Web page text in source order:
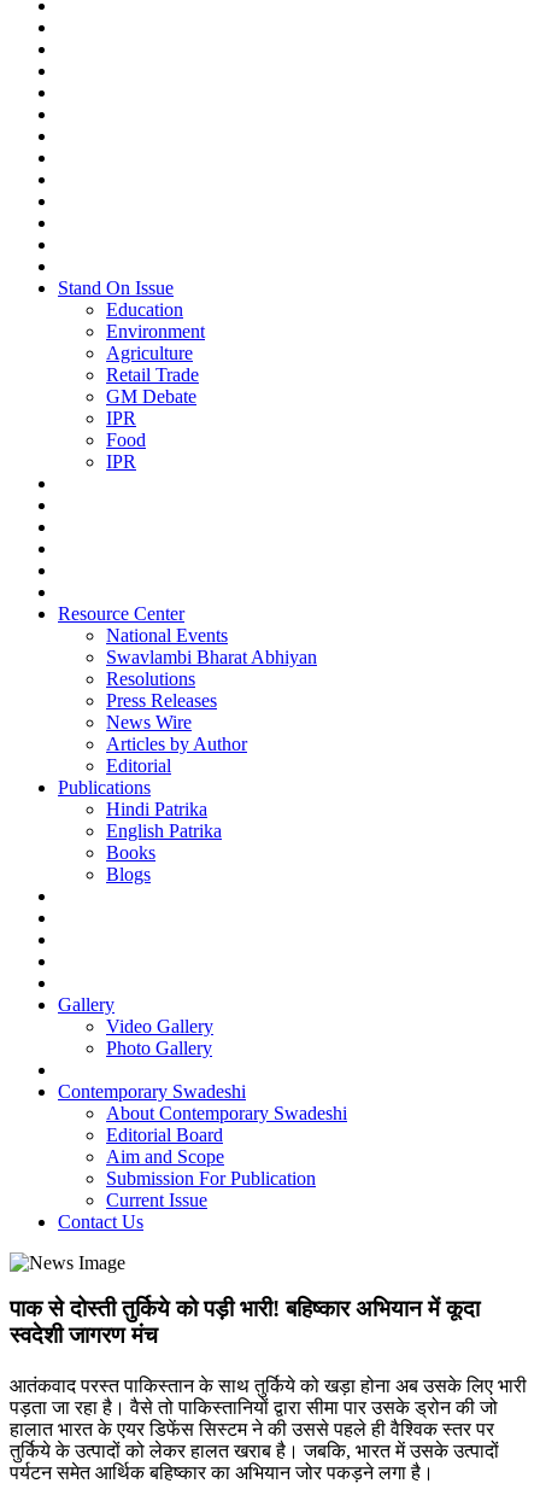
Stand On Issue
Education
Environment
Agriculture
Retail Trade
GM Debate
IPR
Food
IPR
Resource Center
National Events
Swavlambi Bharat Abhiyan
Resolutions
Press Releases
News Wire
Articles by Author
Editorial
Publications
Hindi Patrika
English Patrika
Books
Blogs
Gallery
Video Gallery
Photo Gallery
Contemporary Swadeshi
About Contemporary Swadeshi
Editorial Board
Aim and Scope
Submission For Publication
Current Issue
Contact Us
पाक से दोस्ती तुर्किये को पड़ी भारी! बहिष्कार अभियान में कूदा
स्वदेशी जागरण मंच
आतंकवाद परस्त पाकिस्तान के साथ तुर्किये को खड़ा होना अब उसके लिए भारी
पड़ता जा रहा है। वैसे तो पाकिस्तानियों द्वारा सीमा पार उसके ड्रोन की जो
हालात भारत के एयर डिफेंस सिस्टम ने की उससे पहले ही वैश्विक स्तर पर
तुर्किये के उत्पादों को लेकर हालत खराब है। जबकि, भारत में उसके उत्पादों
पर्यटन समेत आर्थिक बहिष्कार का अभियान जोर पकड़ने लगा है।